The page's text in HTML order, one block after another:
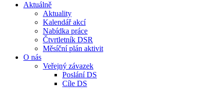
Aktuálně
Aktuality
Kalendář akcí
Nabídka práce
Čtvrtletník DSR
Měsíční plán aktivit
O nás
Veřejný závazek
Poslání DS
Cíle DS